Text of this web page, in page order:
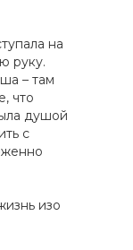
на
руку.
– там
что
душой
с
изо